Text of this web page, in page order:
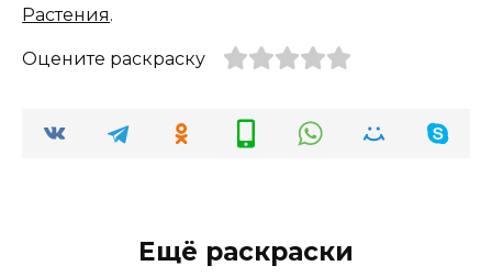
Растения.
Оцените раскраску
Ещё раскраски